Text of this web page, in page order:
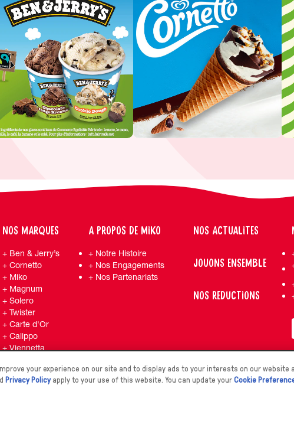
NOS MARQUES
Ben & Jerry’s
Cornetto
Miko
Magnum
Solero
Twister
Carte d'Or
Calippo
Viennetta
A PROPOS DE MIKO
Notre Histoire
Nos Engagements
Nos Partenariats
NOS ACTUALITES
JOUONS ENSEMBLE
NOS REDUCTIONS
your experience on our site and to display ads to your interests on our website
Privacy Policyapply to your use of this website. You can update yourCookie